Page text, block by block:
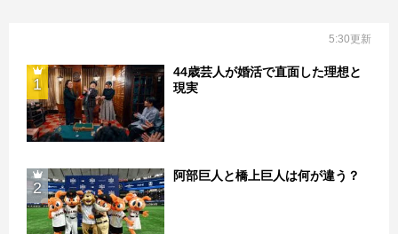
5:30更新
1
44歳芸人が婚活で直面した理想と
現実
2
阿部巨人と橋上巨人は何が違う？